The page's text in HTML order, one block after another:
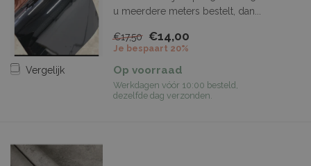
Vergelijk
u meerdere meters bestelt, dan...
€17,50 €14,00
Je bespaart 20%
Op voorraad
Werkdagen vóór 10:00 besteld,
dezelfde dag verzonden.